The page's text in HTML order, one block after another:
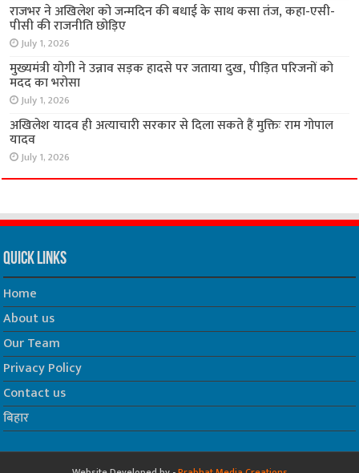
राजभर ने अखिलेश को जन्मदिन की बधाई के साथ कसा तंज, कहा-एसी-
पीसी की राजनीति छोड़िए
July 1, 2026
मुख्यमंत्री योगी ने उन्नाव सड़क हादसे पर जताया दुख, पीड़ित परिजनों को
मदद का भरोसा
July 1, 2026
अखिलेश यादव ही अत्याचारी सरकार से दिला सकते हैं मुक्तिः राम गोपाल
यादव
July 1, 2026
Quick Links
Home
About us
Our Team
Privacy Policy
Contact us
बिहार